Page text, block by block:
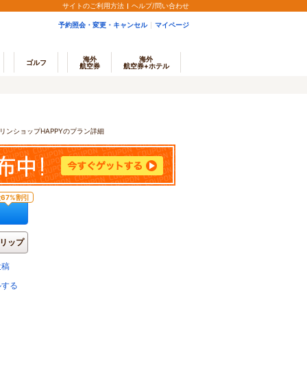
サイトのご利用方法 ヘルプ/問い合わせ
予約照会・変更・キャンセル マイページ
ゴルフ
海外
航空券
海外
航空券+ホテル
ンショップHAPPYのプラン詳細
割引
ップ
る